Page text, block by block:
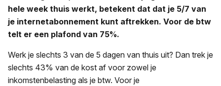
hele week thuis werkt, betekent dat dat je 5/7 van
je internetabonnement kunt aftrekken. Voor de btw
telt er een plafond van 75%.
Werk je slechts 3 van de 5 dagen van thuis uit? Dan trek je
slechts 43% van de kost af voor zowel je
inkomstenbelasting als je btw. Voor je